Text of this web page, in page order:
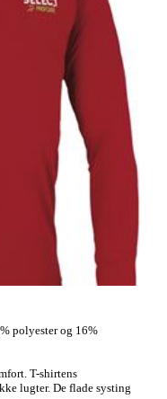
polyester og 16%
T-shirtens
lugter. De flade systing